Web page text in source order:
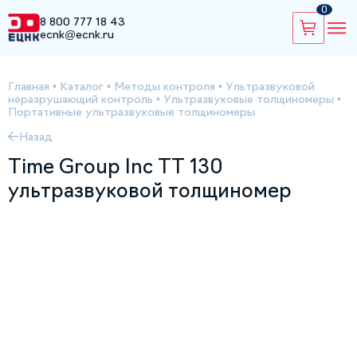
8 800 777 18 43
ecnk@ecnk.ru
0
Главная • Каталог • Методы контроля • Ультразвуковой
неразрушающий контроль • Ультразвуковые толщиномеры •
Портативные ультразвуковые толщиномеры
Назад
Time Group Inc TT 130
ультразвуковой толщиномер